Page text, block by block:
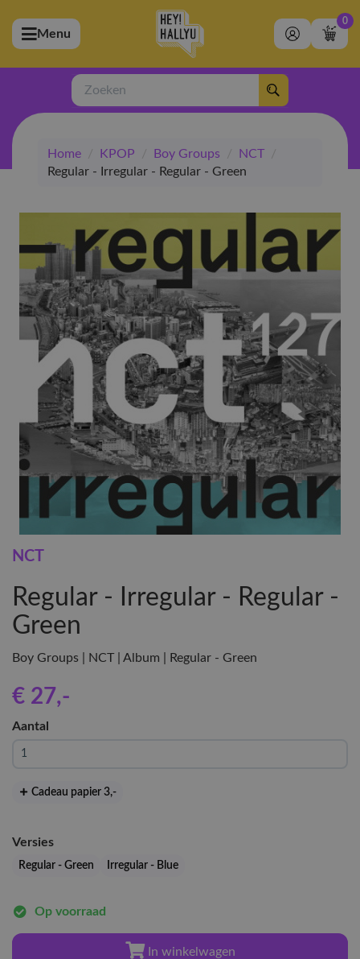
(Artiesten)
(Merchandise)
(Exclusive)
(Winkel)
Menu
0
Zoeken
Home / KPOP / Boy Groups / NCT
/
Regular - Irregular - Regular - Green
NCT
Regular - Irregular - Regular -
Green
Boy Groups | NCT | Album | Regular - Green
€ 27,-
Aantal
Cadeau papier 3,-
Versies
Regular - Green Irregular - Blue
Op voorraad
In winkelwagen